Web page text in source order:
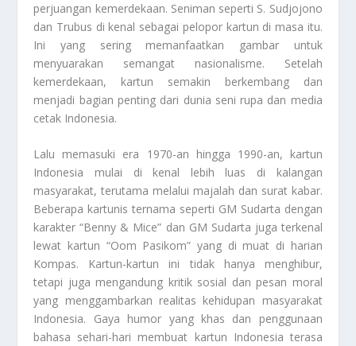
perjuangan kemerdekaan. Seniman seperti S. Sudjojono
dan Trubus di kenal sebagai pelopor kartun di masa itu.
Ini yang sering memanfaatkan gambar untuk
menyuarakan semangat nasionalisme. Setelah
kemerdekaan, kartun semakin berkembang dan
menjadi bagian penting dari dunia seni rupa dan media
cetak Indonesia.
Lalu memasuki era 1970-an hingga 1990-an, kartun
Indonesia mulai di kenal lebih luas di kalangan
masyarakat, terutama melalui majalah dan surat kabar.
Beberapa kartunis ternama seperti GM Sudarta dengan
karakter “Benny & Mice” dan GM Sudarta juga terkenal
lewat kartun “Oom Pasikom” yang di muat di harian
Kompas. Kartun-kartun ini tidak hanya menghibur,
tetapi juga mengandung kritik sosial dan pesan moral
yang menggambarkan realitas kehidupan masyarakat
Indonesia. Gaya humor yang khas dan penggunaan
bahasa sehari-hari membuat kartun Indonesia terasa